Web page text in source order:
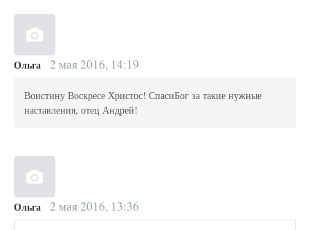
Ольга 2 мая 2016, 14:19
Воистину Воскресе Христос! СпасиБог за такие нужные
наставления, отец Андрей!
Ольга 2 мая 2016, 13:36